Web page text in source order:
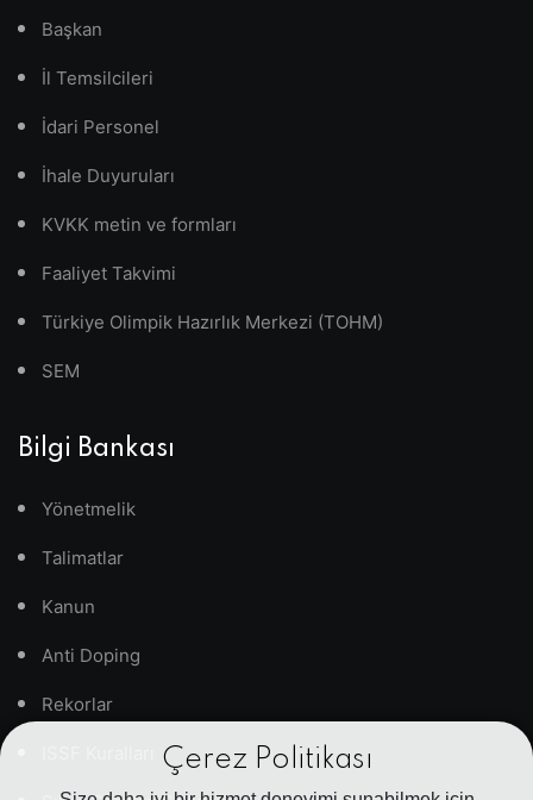
Çerez Politikası
Başkan
İl Temsilcileri
İdari Personel
İhale Duyuruları
KVKK metin ve formları
Faaliyet Takvimi
Türkiye Olimpik Hazırlık Merkezi (TOHM)
SEM
Bilgi Bankası
Yönetmelik
Talimatlar
Kanun
Anti Doping
Rekorlar